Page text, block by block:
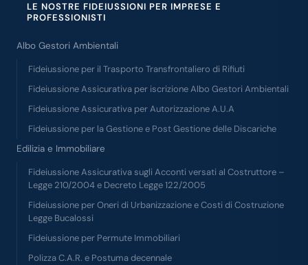
LE NOSTRE FIDEIUSSIONI PER IMPRESE E
PROFESSIONISTI
Albo Gestori Ambientali
Fideiussione per il Trasporto Transfrontaliero di Rifiuti
Fideiussione Assicurativa per iscrizione Albo Gestori Ambientali
Fideiussione Assicurativa per Autorizzazione A.U.A
Fideiussione per la Gestione e Post Gestione delle Discariche
Edilizia e Immobiliare
Fideiussione Assicurativa sugli Acconti versati al Costruttore –
Legge 210/2004 e Decreto Legge 122/2005
Fideiussione per Oneri di Urbanizzazione e Costi di Costruzione
Legge Bucalossi
Fideiussione per Permute Immobiliari
Polizza C.A.R. e Postuma decennale